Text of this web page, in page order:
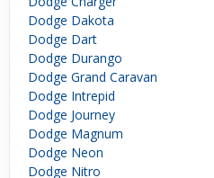
Dodge Dakota
Dodge Dart
Dodge Durango
Dodge Grand Caravan
Dodge Intrepid
Dodge Journey
Dodge Magnum
Dodge Neon
Dodge Nitro